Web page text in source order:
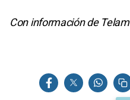
Con información de Telam